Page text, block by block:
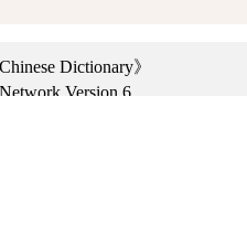
Dictionary》
Version 6